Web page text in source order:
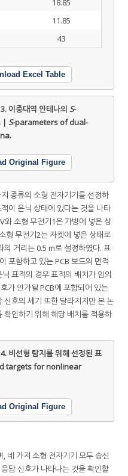
18.85
11.85
43
Excel Table
이중대역 안테나의 S-
| S-parameters of dual-
Original Figure
종류의 소형 전자기기를 선정하
이 은닉 상태에 있다는 것을 나타
와 소형 무전기1은 가방에 넣은 상
형 무전기2는 자켓에 넣은 상태로
의 거리는 0.5 m로 설정하였다. 표
포함하고 있는 PCB 보드의 면적
표적의 경우 표적의 배치가 임의
가 인가될 PCB에 포함되어 있는
신호의 세기 또한 달라지지만 본 논
인하기 위해 해당 배치를 적용하
비선형 탐지를 위해 선정된 표
targets for nonlinear
Original Figure
네 가지 소형 전자기기 모두 송신
답 신호가 나타나는 것을 확인할